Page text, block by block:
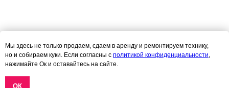
при каких условиях
информационные материалы и цены, размещённые на сайте, не
определяемой положениями статей 435 и 437 гражданского кодекса
Мы здесь не только продаем, сдаем в аренду и ремонтируем технику,
но и собираем куки. Если согласны с политикой конфиденциальности,
нажимайте Ок и оставайтесь на сайте.
ОК